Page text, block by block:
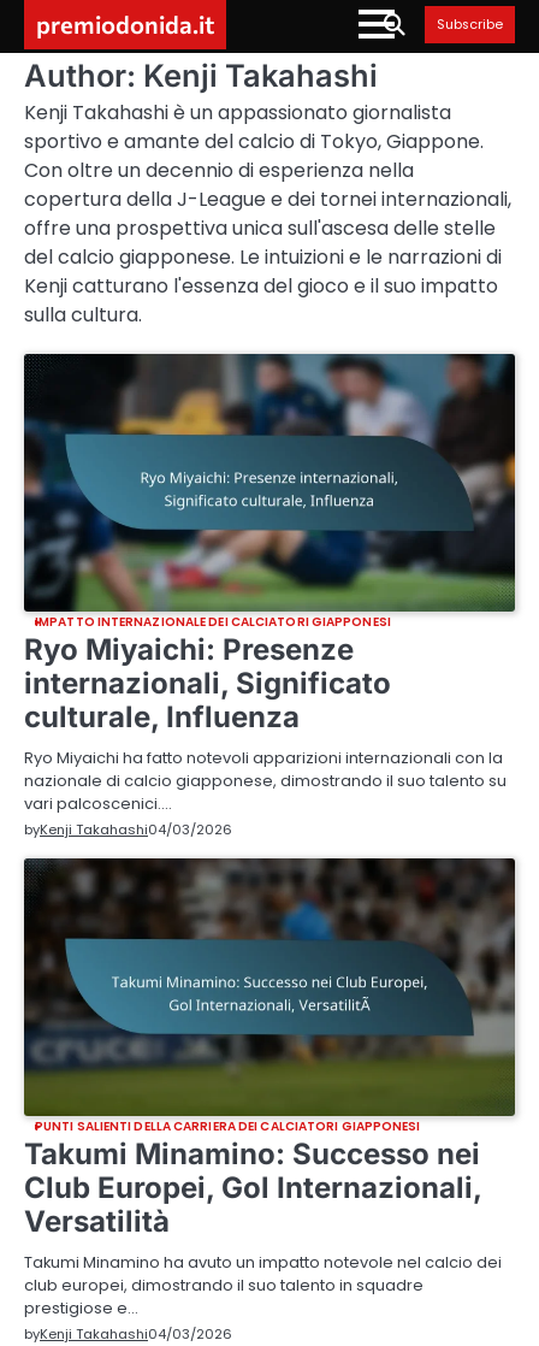
content
premiodonida.it Subscribe
Author: Kenji Takahashi
Kenji Takahashi è un appassionato giornalista
sportivo e amante del calcio di Tokyo, Giappone.
Con oltre un decennio di esperienza nella
copertura della J-League e dei tornei internazionali,
offre una prospettiva unica sull'ascesa delle stelle
del calcio giapponese. Le intuizioni e le narrazioni di
Kenji catturano l'essenza del gioco e il suo impatto
sulla cultura.
IMPATTO INTERNAZIONALE DEI CALCIATORI GIAPPONESI
Ryo Miyaichi: Presenze
internazionali, Significato
culturale, Influenza
Ryo Miyaichi ha fatto notevoli apparizioni internazionali con la
nazionale di calcio giapponese, dimostrando il suo talento su
vari palcoscenici.…
byKenji Takahashi04/03/2026
PUNTI SALIENTI DELLA CARRIERA DEI CALCIATORI GIAPPONESI
Takumi Minamino: Successo nei
Club Europei, Gol Internazionali,
Versatilità
Takumi Minamino ha avuto un impatto notevole nel calcio dei
club europei, dimostrando il suo talento in squadre
prestigiose e…
byKenji Takahashi04/03/2026